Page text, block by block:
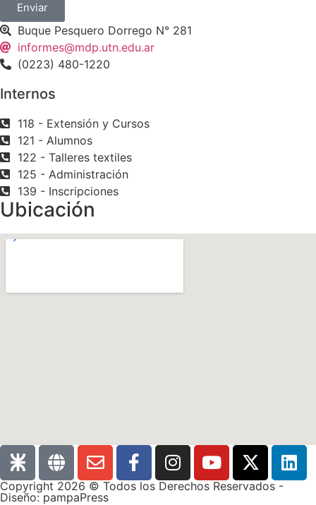
Enviar
Buque Pesquero Dorrego N° 281
informes@mdp.utn.edu.ar
(0223) 480-1220
Internos
118 - Extensión y Cursos
121 - Alumnos
122 - Talleres textiles
125 - Administración
139 - Inscripciones
Ubicación
Copyright 2026 © Todos los Derechos Reservados -
Diseño: pampaPress